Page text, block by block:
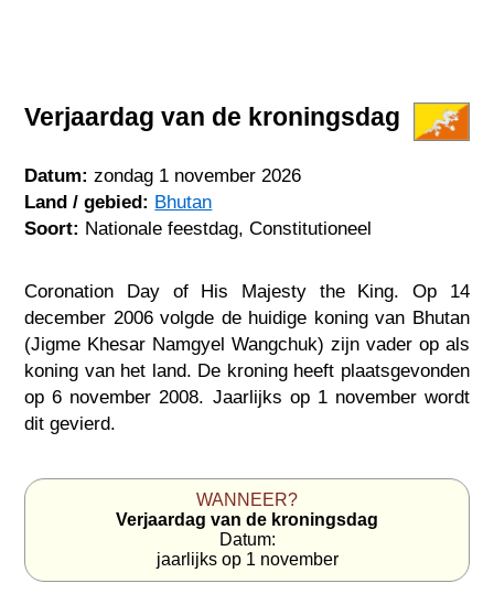
Verjaardag van de kroningsdag
Datum: zondag 1 november 2026
Land / gebied: Bhutan
Soort: Nationale feestdag, Constitutioneel
Coronation Day of His Majesty the King. Op 14
december 2006 volgde de huidige koning van Bhutan
(Jigme Khesar Namgyel Wangchuk) zijn vader op als
koning van het land. De kroning heeft plaatsgevonden
op 6 november 2008. Jaarlijks op 1 november wordt
dit gevierd.
WANNEER?
Verjaardag van de kroningsdag
Datum:
jaarlijks op 1 november